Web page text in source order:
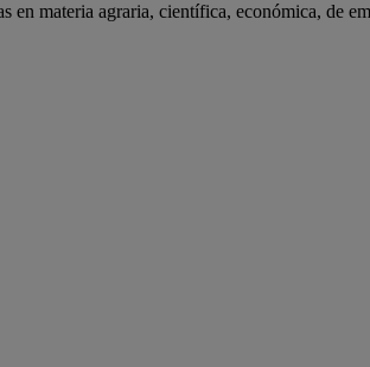
materia agraria, científica, económica, de